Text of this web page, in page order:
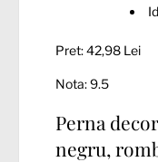
Pret: 42,98 Lei
Nota: 9.5
Perna
negru,